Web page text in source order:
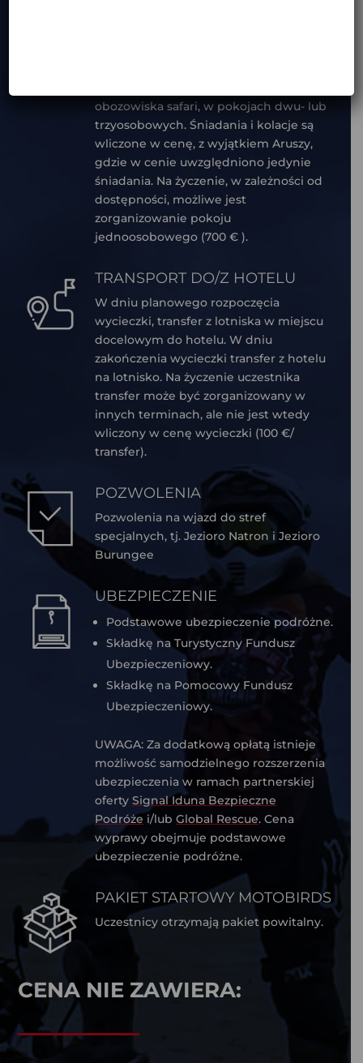
obozowiska safari, w pokojach dwu- lub
trzyosobowych. Śniadania i kolacje są
wliczone w cenę, z wyjątkiem Aruszy,
gdzie w cenie uwzględniono jedynie
śniadania. Na życzenie, w zależności od
dostępności, możliwe jest
zorganizowanie pokoju
jednoosobowego (700 € ).
TRANSPORT DO/Z HOTELU
W dniu planowego rozpoczęcia
wycieczki, transfer z lotniska w miejscu
docelowym do hotelu. W dniu
zakończenia wycieczki transfer z hotelu
na lotnisko. Na życzenie uczestnika
transfer może być zorganizowany w
innych terminach, ale nie jest wtedy
wliczony w cenę wycieczki (100 €/
transfer).
POZWOLENIA
Pozwolenia na wjazd do stref
specjalnych, tj. Jezioro Natron i Jezioro
Burungee
UBEZPIECZENIE
Podstawowe ubezpieczenie podróżne.
Składkę na Turystyczny Fundusz
Ubezpieczeniowy.
Składkę na Pomocowy Fundusz
Ubezpieczeniowy.
UWAGA: Za dodatkową opłatą istnieje
możliwość samodzielnego rozszerzenia
ubezpieczenia w ramach partnerskiej
oferty Signal Iduna Bezpieczne
Podróże i/lub Global Rescue. Cena
wyprawy obejmuje podstawowe
ubezpieczenie podróżne.
PAKIET STARTOWY MOTOBIRDS
Uczestnicy otrzymają pakiet powitalny.
CENA NIE ZAWIERA: